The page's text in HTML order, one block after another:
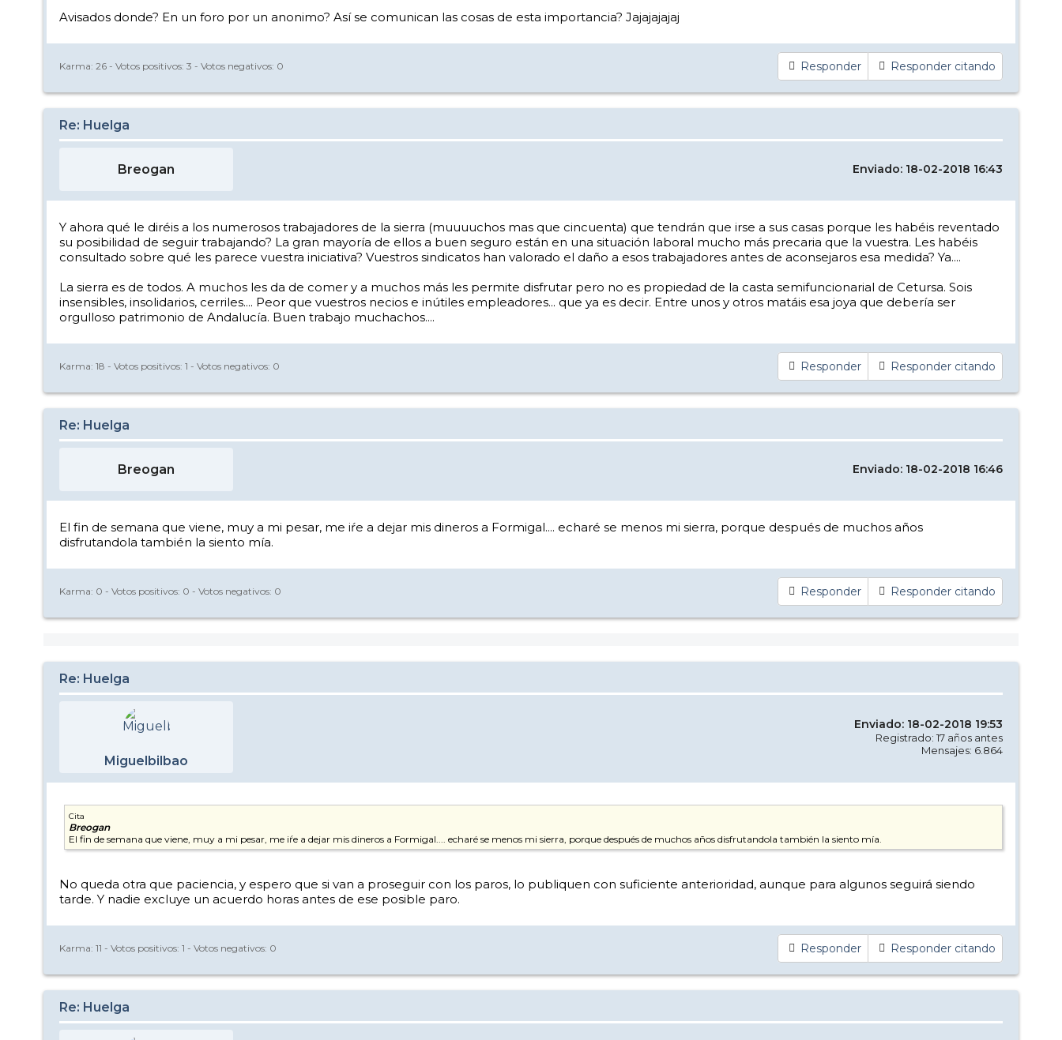
Avisados donde? En un foro por un anonimo? Así se comunican las cosas de esta importancia? Jajajajajaj
Responder Responder citando
Karma: 26 - Votos positivos: 3 - Votos negativos: 0
Re: Huelga
Breogan Enviado: 18-02-2018 16:43
Y ahora qué le diréis a los numerosos trabajadores de la sierra (muuuuchos mas que cincuenta) que tendrán que irse a sus casas porque les habéis reventado
su posibilidad de seguir trabajando? La gran mayoría de ellos a buen seguro están en una situación laboral mucho más precaria que la vuestra. Les habéis
consultado sobre qué les parece vuestra iniciativa? Vuestros sindicatos han valorado el daño a esos trabajadores antes de aconsejaros esa medida? Ya....
La sierra es de todos. A muchos les da de comer y a muchos más les permite disfrutar pero no es propiedad de la casta semifuncionarial de Cetursa. Sois
insensibles, insolidarios, cerriles.... Peor que vuestros necios e inútiles empleadores... que ya es decir. Entre unos y otros matáis esa joya que debería ser
orgulloso patrimonio de Andalucía. Buen trabajo muchachos....
Responder Responder citando
Karma: 18 - Votos positivos: 1 - Votos negativos: 0
Re: Huelga
Breogan Enviado: 18-02-2018 16:46
El fin de semana que viene, muy a mi pesar, me iŕe a dejar mis dineros a Formigal.... echaré se menos mi sierra, porque después de muchos años
disfrutandola también la siento mía.
Responder Responder citando
Karma: 0 - Votos positivos: 0 - Votos negativos: 0
Re: Huelga
Miguelbilbao
Enviado: 18-02-2018 19:53
Registrado: 17 años antes
Mensajes: 6.864
Cita
Breogan
El fin de semana que viene, muy a mi pesar, me iŕe a dejar mis dineros a Formigal.... echaré se menos mi sierra, porque después de muchos años disfrutandola también la siento mía.
No queda otra que paciencia, y espero que si van a proseguir con los paros, lo publiquen con suficiente anterioridad, aunque para algunos seguirá siendo
tarde. Y nadie excluye un acuerdo horas antes de ese posible paro.
Responder Responder citando
Karma: 11 - Votos positivos: 1 - Votos negativos: 0
Re: Huelga